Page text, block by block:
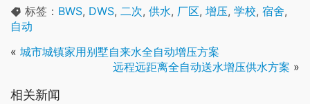
标签： BWS, DWS, 二次, 供水, 厂区, 增压, 学校, 宿舍,
自动
« 城市城镇家用别墅自来水全自动增压方案
远程远距离全自动送水增压供水方案 »
相关新闻